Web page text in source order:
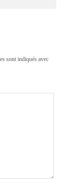
sont indiqués avec